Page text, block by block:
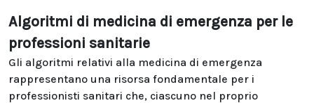
Algoritmi di medicina di emergenza per le
professioni sanitarie
Gli algoritmi relativi alla medicina di emergenza
rappresentano una risorsa fondamentale per i
professionisti sanitari che, ciascuno nel proprio